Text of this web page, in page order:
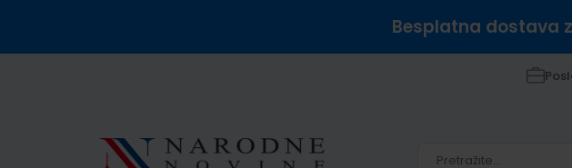
Besplatna dostava